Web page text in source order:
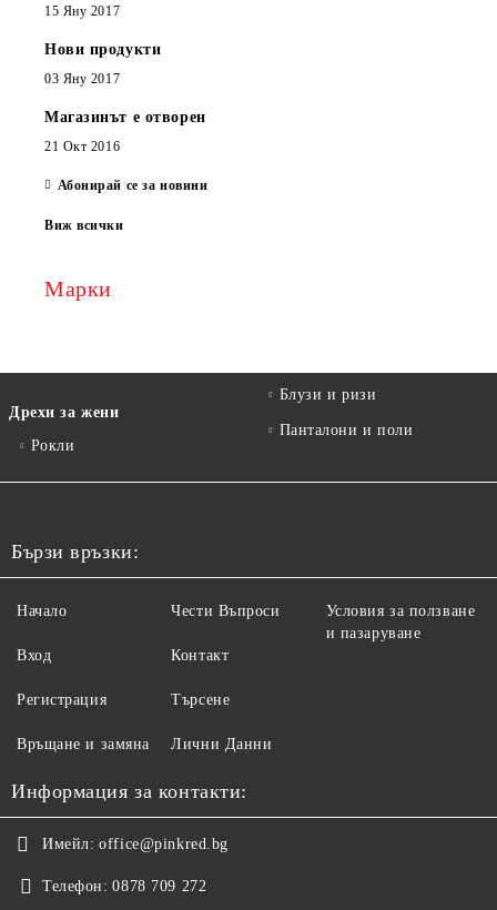
15 Яну 2017
Нови продукти
03 Яну 2017
Магазинът е отворен
21 Окт 2016
Абонирай се за новини
Виж всички
Марки
Дрехи за жени
Рокли
Блузи и ризи
Панталони и поли
Бързи връзки:
Начало
Вход
Регистрация
Връщане и замяна
Чести Въпроси
Контакт
Търсене
Лични Данни
Условия за ползване
и пазаруване
Информация за контакти:
Имейл: office@pinkred.bg
Телефон: 0878 709 272